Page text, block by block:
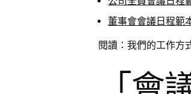
董事會會議日程範
閱讀：我們的工作方